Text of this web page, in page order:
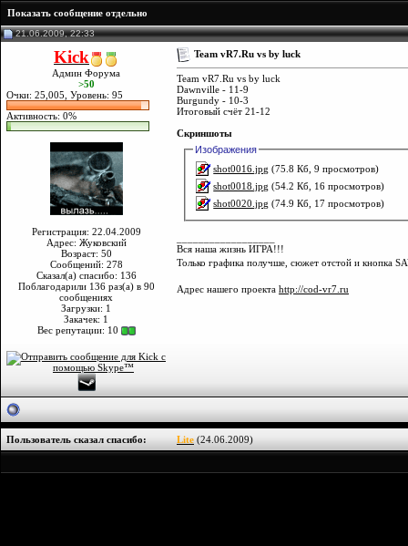
Показать сообщение отдельно
21.06.2009, 22:33
Kick
Админ Форума
>50
Очки: 25,005, Уровень: 95
Активность: 0%
Регистрация: 22.04.2009
Адрес: Жуковский
Возраст: 50
Сообщений: 278
Сказал(а) спасибо: 136
Поблагодарили 136 раз(а) в 90
сообщениях
Загрузки: 1
Закачек: 1
Вес репутации: 10
Team vR7.Ru vs by luck
Team vR7.Ru vs by luck
Dawnville - 11-9
Burgundy - 10-3
Итоговый счёт 21-12
Скриншоты
Изображения
shot0016.jpg (75.8 Кб, 9 просмотров)
shot0018.jpg (54.2 Кб, 16 просмотров)
shot0020.jpg (74.9 Кб, 17 просмотров)
Вся наша жизнь ИГРА!!!
Только графика получше, сюжет отстой и кнопка
Адрес нашего проекта http://cod-vr7.ru
Пользователь сказал cпасибо: Lite (24.06.2009)